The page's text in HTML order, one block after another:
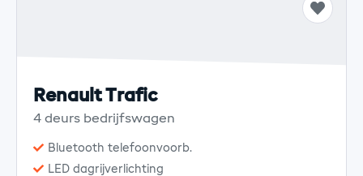
Renault Trafic
4 deurs bedrijfswagen
Bluetooth telefoonvoorb.
LED dagrijverlichting